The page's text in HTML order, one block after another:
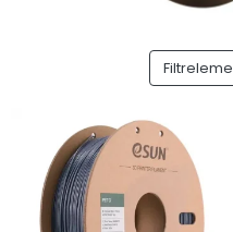
Filtreleme